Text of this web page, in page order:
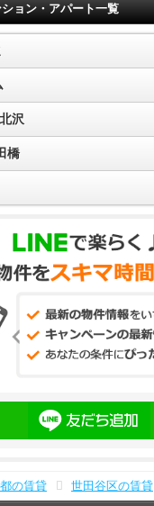
ョン・アパート一覧
沢
橋
の賃貸 世田谷区の賃貸